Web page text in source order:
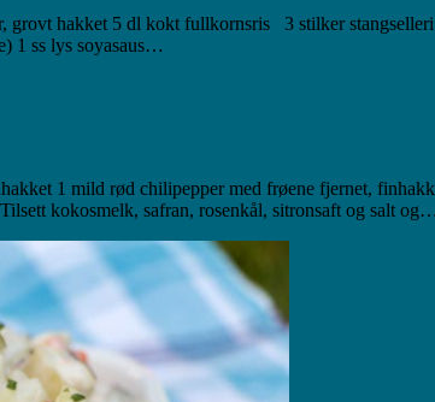
grovt hakket 5 dl kokt fullkornsris 3 stilker
1 ss lys soyasaus…
1 mild rød chilipepper med frøene fjernet,
kokosmelk, safran, rosenkål, sitronsaft og salt og…